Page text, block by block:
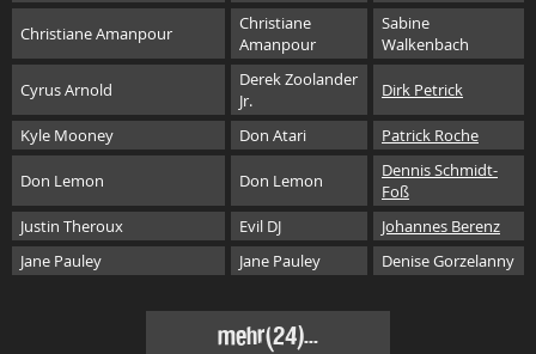
Christiane Amanpour
Christiane
Amanpour
Sabine
Walkenbach
Cyrus Arnold
Derek Zoolander
Jr.
Dirk Petrick
Kyle Mooney Don Atari Patrick Roche
Don Lemon Don Lemon
Dennis Schmidt-
Foß
Justin Theroux
Evil DJ
Johannes Berenz
Jane Pauley
Jane Pauley Denise Gorzelanny
mehr(24)...